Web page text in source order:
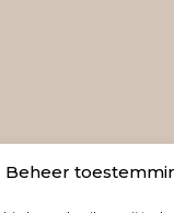
Beheer